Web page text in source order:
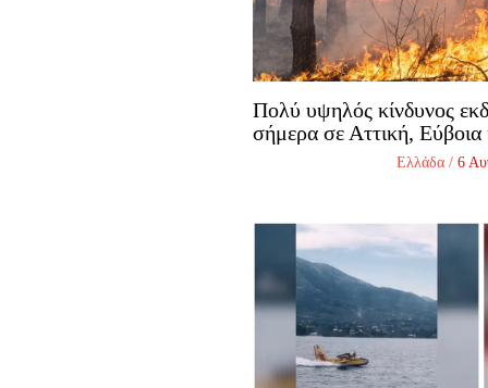
Πολύ υψηλός κίνδυνος
σήμερα σε Αττική, Εύβοια
Ελλάδα /6